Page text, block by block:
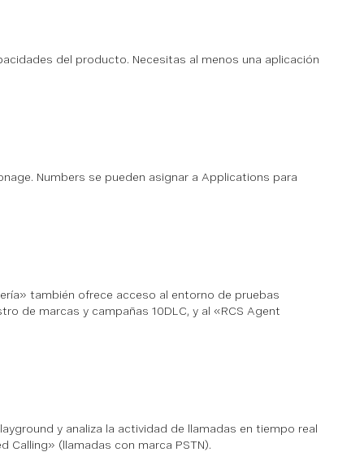
del producto. Necesitas al menos una aplicación
Numbers se pueden asignar a Applications para
también ofrece acceso al entorno de pruebas
de marcas y campañas 10DLC, y al «RCS Agent
y analiza la actividad de llamadas en tiempo real
Calling» (llamadas con marca PSTN).